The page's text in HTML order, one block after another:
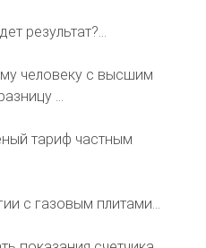
результат?...
человеку с высшим
...
тариф частным
с газовым плитами...